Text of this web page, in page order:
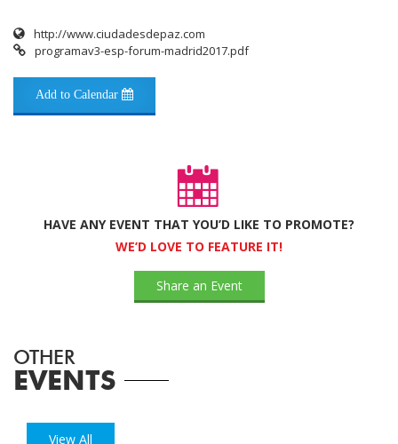
http://www.ciudadesdepaz.com
programav3-esp-forum-madrid2017.pdf
Add to Calendar
HAVE ANY EVENT THAT YOU’D LIKE TO PROMOTE?
WE’D LOVE TO FEATURE IT!
Share an Event
OTHER
EVENTS
View All